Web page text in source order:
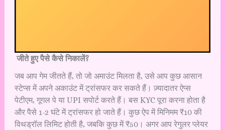
जीते हुए पैसे कैसे निकालें?
जब आप गेम जीतते हैं, तो जो अमाउंट मिलता है, उसे आप कुछ आसान
स्टेप्स में अपने अकाउंट में ट्रांसफर कर सकते हैं। ज़्यादातर ऐप्स
पेटीएम, गूगल पे या UPI सपोर्ट करते हैं। बस KYC पूरा करना होता है
और पैसे 1-2 घंटे में ट्रांसफर हो जाते हैं। कुछ ऐप में मिनिमम ₹10 की
विथड्रॉल लिमिट होती है, जबकि कुछ में ₹50। अगर आप रेगुलर प्लेयर